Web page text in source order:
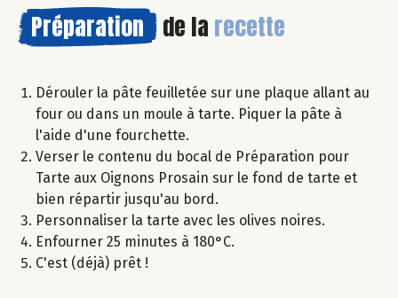
Préparation de la recette
Dérouler la pâte feuilletée sur une plaque allant au
four ou dans un moule à tarte. Piquer la pâte à
l'aide d'une fourchette.
Verser le contenu du bocal de Préparation pour
Tarte aux Oignons Prosain sur le fond de tarte et
bien répartir jusqu'au bord.
Personnaliser la tarte avec les olives noires.
Enfourner 25 minutes à 180°C.
C'est (déjà) prêt !